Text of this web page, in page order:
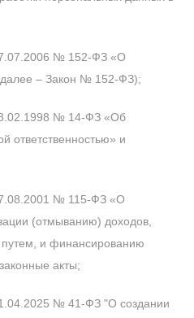
№ 152-ФЗ «О
– Закон № 152-ФЗ);
№ 14-ФЗ «Об
ответственностью» и
№ 115-ФЗ «О
(отмыванию) доходов,
и финансированию
акты;
№ 41-ФЗ "О создании